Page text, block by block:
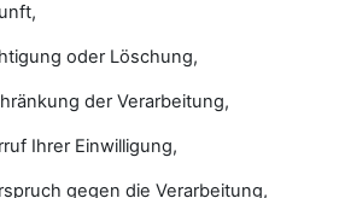
oder Löschung,
der Verarbeitung,
Ihrer Einwilligung,
gegen die Verarbeitung,